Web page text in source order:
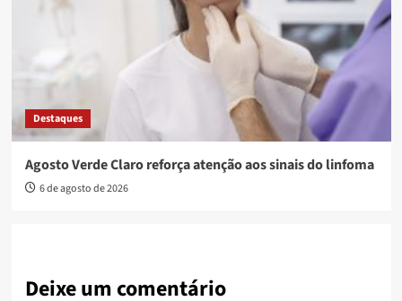
Destaques
Agosto Verde Claro reforça atenção aos sinais do linfoma
6 de agosto de 2026
Deixe um comentário